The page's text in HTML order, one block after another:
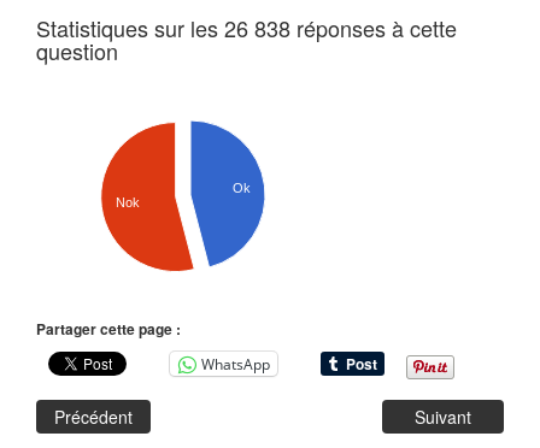
Statistiques sur les 26 838 réponses à cette
question
Ok
Nok
Partager cette page :
WhatsApp
Précédent Suivant